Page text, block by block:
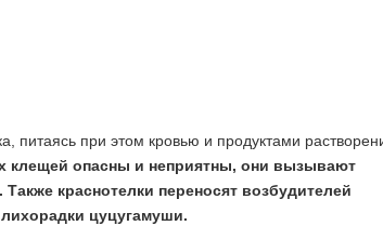
питаясь при этом кровью и продуктами
клещей опасны и неприятны, они вызывают
краснотелки переносят возбудителей
цуцугамуши.